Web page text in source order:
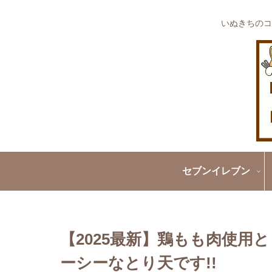
いぬきちの
セブンイレブン
【2025最新】鶏もも肉使用
ーシーなとり天です!!